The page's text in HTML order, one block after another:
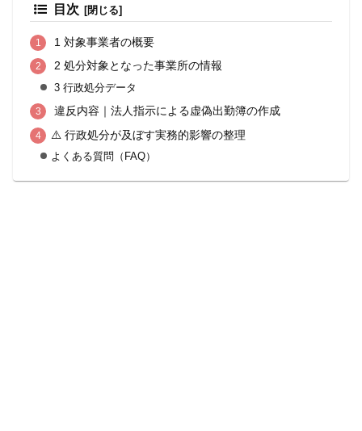
目次
1 対象事業者の概要
2 処分対象となった事業所の情報
3 行政処分データ
違反内容｜法人指示による虚偽出勤簿の作成
⚠️ 行政処分が及ぼす実務的影響の整理
よくある質問（FAQ）